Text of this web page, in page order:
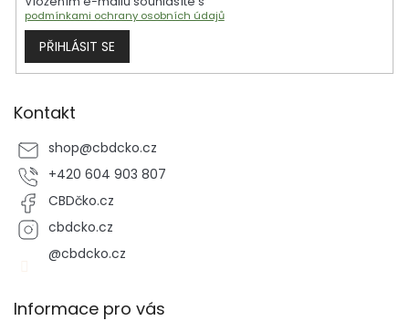
podmínkami ochrany osobních údajů
PŘIHLÁSIT SE
Kontakt
shop@cbdcko.cz
+420 604 903 807
CBDčko.cz
cbdcko.cz
@cbdcko.cz
Informace pro vás